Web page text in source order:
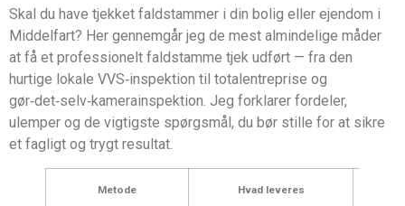
Skal du have tjekket faldstammer i din bolig eller ejendom i
Middelfart? Her gennemgår jeg de mest almindelige måder
at få et professionelt faldstamme tjek udført — fra den
hurtige lokale VVS‑inspektion til totalentreprise og
gør‑det‑selv‑kamerainspektion. Jeg forklarer fordeler,
ulemper og de vigtigste spørgsmål, du bør stille for at sikre
et fagligt og trygt resultat.
Metode Hvad leveres